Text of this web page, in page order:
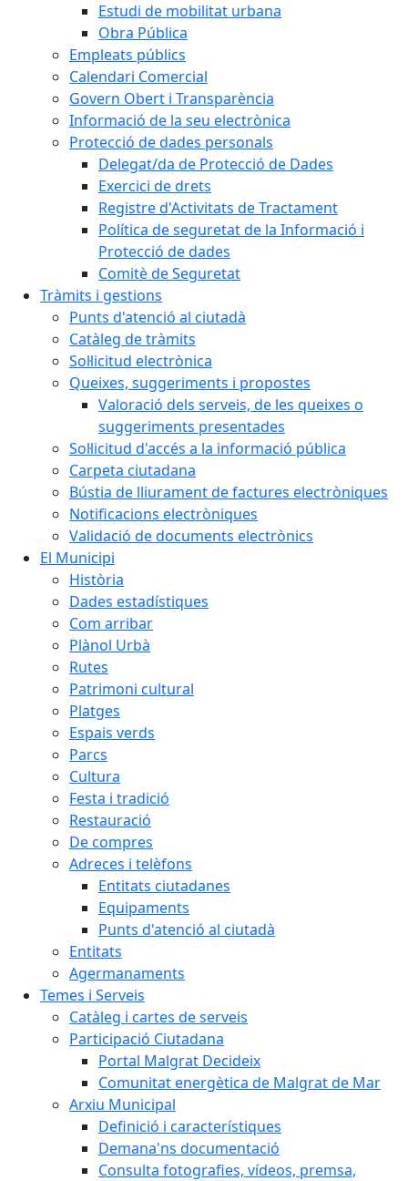
Estudi de mobilitat urbana
Obra Pública
Empleats públics
Calendari Comercial
Govern Obert i Transparència
Informació de la seu electrònica
Protecció de dades personals
Delegat/da de Protecció de Dades
Exercici de drets
Registre d'Activitats de Tractament
Política de seguretat de la Informació i
Protecció de dades
Comitè de Seguretat
Tràmits i gestions
Punts d'atenció al ciutadà
Catàleg de tràmits
Sol·licitud electrònica
Queixes, suggeriments i propostes
Valoració dels serveis, de les queixes o
suggeriments presentades
Sol·licitud d'accés a la informació pública
Carpeta ciutadana
Bústia de lliurament de factures electròniques
Notificacions electròniques
Validació de documents electrònics
El Municipi
Història
Dades estadístiques
Com arribar
Plànol Urbà
Rutes
Patrimoni cultural
Platges
Espais verds
Parcs
Cultura
Festa i tradició
Restauració
De compres
Adreces i telèfons
Entitats ciutadanes
Equipaments
Punts d'atenció al ciutadà
Entitats
Agermanaments
Temes i Serveis
Catàleg i cartes de serveis
Participació Ciutadana
Portal Malgrat Decideix
Comunitat energètica de Malgrat de Mar
Arxiu Municipal
Definició i característiques
Demana'ns documentació
Consulta fotografies, vídeos, premsa,